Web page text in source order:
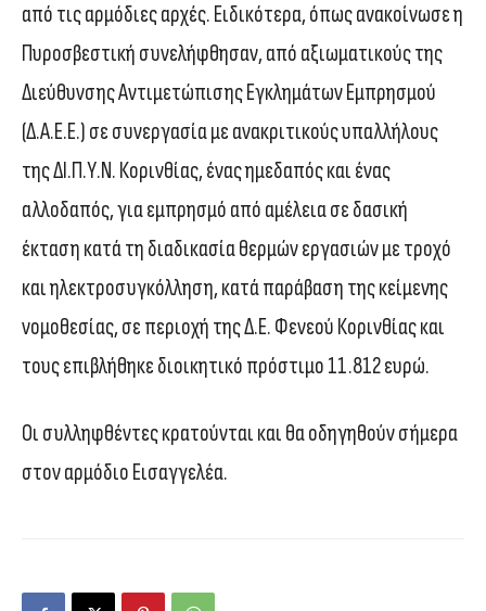
από τις αρμόδιες αρχές. Ειδικότερα, όπως ανακοίνωσε η
Πυροσβεστική συνελήφθησαν, από αξιωματικούς της
Διεύθυνσης Αντιμετώπισης Εγκλημάτων Εμπρησμού
(Δ.Α.Ε.Ε.) σε συνεργασία με ανακριτικούς υπαλλήλους
της ΔΙ.Π.Υ.Ν. Κορινθίας, ένας ημεδαπός και ένας
αλλοδαπός, για εμπρησμό από αμέλεια σε δασική
έκταση κατά τη διαδικασία θερμών εργασιών με τροχό
και ηλεκτροσυγκόλληση, κατά παράβαση της κείμενης
νομοθεσίας, σε περιοχή της Δ.Ε. Φενεού Κορινθίας και
τους επιβλήθηκε διοικητικό πρόστιμο 11.812 ευρώ.
Οι συλληφθέντες κρατούνται και θα οδηγηθούν σήμερα
στον αρμόδιο Εισαγγελέα.